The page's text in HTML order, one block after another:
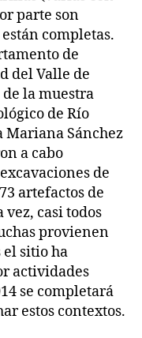
parte son
completas.
de
del Valle de
la muestra
de Río
Mariana Sánchez
a cabo
de
artefactos de
casi todos
provienen
el sitio ha
actividades
se completará
estos contextos.